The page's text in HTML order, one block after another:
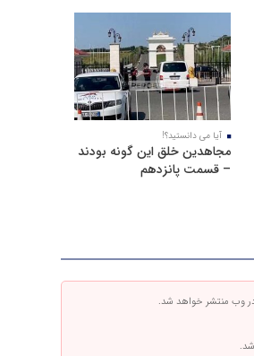
آیا می دانستید؟!
مجاهدین خلق این گونه بودند
– قسمت پانزدهم
وب منتشر خواهد شد.